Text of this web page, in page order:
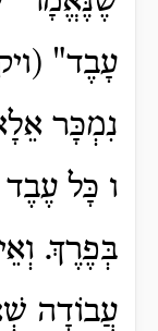
עָבֶד"
נִמְכָּר
ו כָּל
בְּפֶרֶךְ.
עֲבוֹדָה